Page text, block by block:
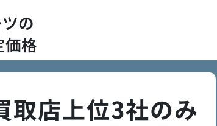
の
価格
取店上位3社のみ